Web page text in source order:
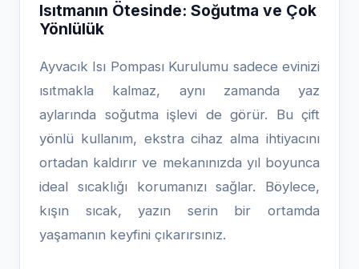
Isıtmanın Ötesinde: Soğutma ve Çok
Yönlülük
Ayvacık Isı Pompası Kurulumu sadece evinizi
ısıtmakla kalmaz, aynı zamanda yaz
aylarında soğutma işlevi de görür. Bu çift
yönlü kullanım, ekstra cihaz alma ihtiyacını
ortadan kaldırır ve mekanınızda yıl boyunca
ideal sıcaklığı korumanızı sağlar. Böylece,
kışın sıcak, yazın serin bir ortamda
yaşamanın keyfini çıkarırsınız.